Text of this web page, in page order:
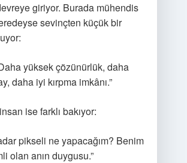
giriyor. Burada mühendis
sevinçten küçük bir
yüksek çözünürlük, daha
daha iyi kırpma imkânı.”
ise farklı bakıyor:
pikseli ne yapacağım? Benim
olan anın duygusu.”